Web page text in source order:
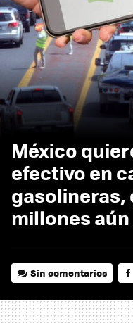
México
efectivo en
gasolineras,
millones
Sin comentarios